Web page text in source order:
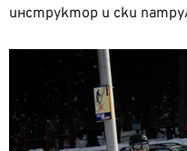
инструктор и ски